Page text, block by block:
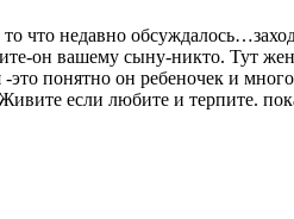
что недавно
он вашему сыну-никто. Тут
понятно он ребеночек и
если любите и терпите.